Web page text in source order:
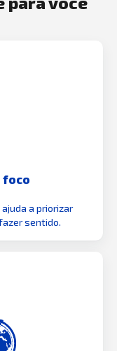
foco
a priorizar
sentido.